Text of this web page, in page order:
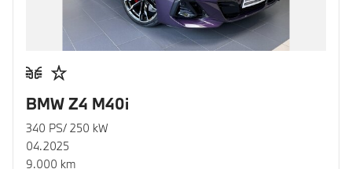
BMW Z4 M40i
340 PS/ 250 kW
04.2025
9.000 km